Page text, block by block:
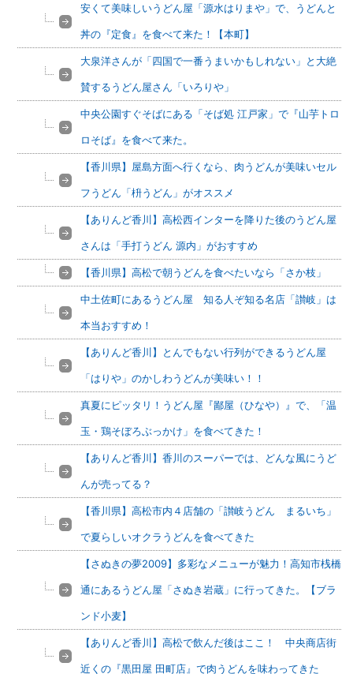
安くて美味しいうどん屋「源水はりまや」で、うどんと
丼の『定食』を食べて来た！【本町】
大泉洋さんが「四国で一番うまいかもしれない」と大絶
賛するうどん屋さん「いろりや」
中央公園すぐそばにある「そば処 江戸家」で『山芋トロ
ロそば』を食べて来た。
【香川県】屋島方面へ行くなら、肉うどんが美味いセル
フうどん「枡うどん」がオススメ
【ありんど香川】高松西インターを降りた後のうどん屋
さんは「手打うどん 源内」がおすすめ
【香川県】高松で朝うどんを食べたいなら「さか枝」
中土佐町にあるうどん屋 知る人ぞ知る名店「讃岐」は
本当おすすめ！
【ありんど香川】とんでもない行列ができるうどん屋
「はりや」のかしわうどんが美味い！！
真夏にピッタリ！うどん屋『鄙屋（ひなや）』で、「温
玉・鶏そぼろぶっかけ」を食べてきた！
【ありんど香川】香川のスーパーでは、どんな風にうど
んが売ってる？
【香川県】高松市内４店舗の「讃岐うどん まるいち」
で夏らしいオクラうどんを食べてきた
【さぬきの夢2009】多彩なメニューが魅力！高知市桟橋
通にあるうどん屋「さぬき岩蔵」に行ってきた。【ブラ
ンド小麦】
【ありんど香川】高松で飲んだ後はここ！ 中央商店街
近くの『黒田屋 田町店』で肉うどんを味わってきた